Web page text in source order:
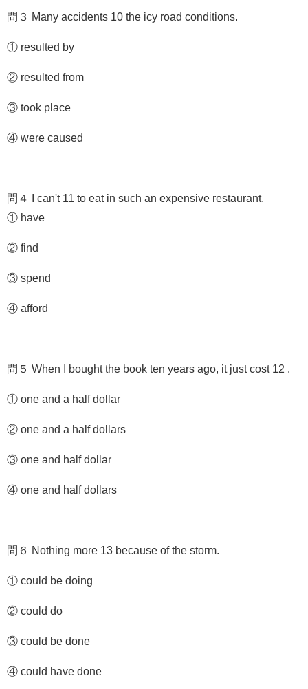
問３ Many accidents 10 the icy road conditions.
① resulted by
② resulted from
③ took place
④ were caused
問４ I can't 11 to eat in such an expensive restaurant.
① have
② find
③ spend
④ afford
問５ When I bought the book ten years ago, it just cost 12 .
① one and a half dollar
② one and a half dollars
③ one and half dollar
④ one and half dollars
問６ Nothing more 13 because of the storm.
① could be doing
② could do
③ could be done
④ could have done